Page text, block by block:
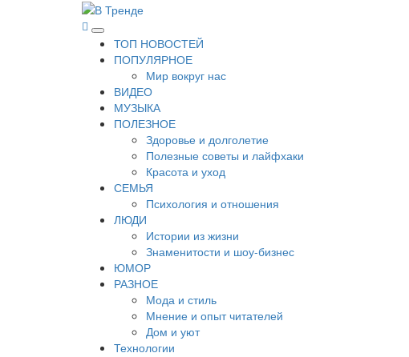
В Тренде
Самые свежие новости интернета
Основное
меню
ТОП НОВОСТЕЙ
ПОПУЛЯРНОЕ
Мир вокруг нас
ВИДЕО
МУЗЫКА
ПОЛЕЗНОЕ
Здоровье и долголетие
Полезные советы и лайфхаки
Красота и уход
СЕМЬЯ
Психология и отношения
ЛЮДИ
Истории из жизни
Знаменитости и шоу-бизнес
ЮМОР
РАЗНОЕ
Мода и стиль
Мнение и опыт читателей
Дом и уют
Технологии